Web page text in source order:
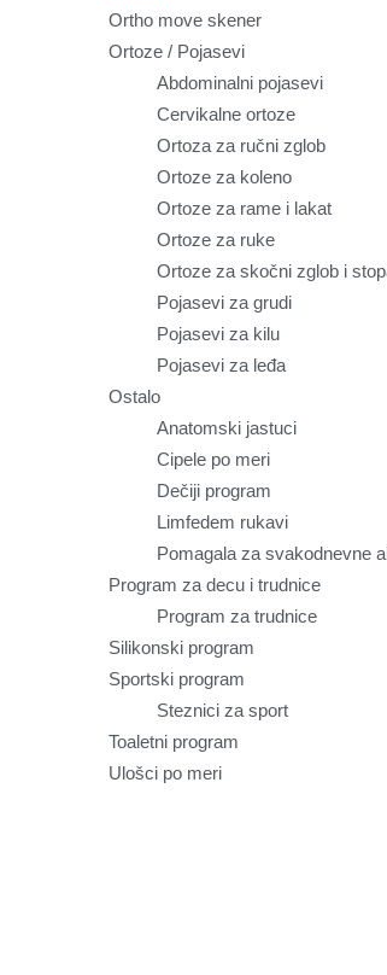
Ortho move skener
Ortoze / Pojasevi
Abdominalni pojasevi
Cervikalne ortoze
Ortoza za ručni zglob
Ortoze za koleno
Ortoze za rame i lakat
Ortoze za ruke
Ortoze za skočni zglob i
Pojasevi za grudi
Pojasevi za kilu
Pojasevi za leđa
Ostalo
Anatomski jastuci
Cipele po meri
Dečiji program
Limfedem rukavi
Pomagala za svakodnevne
Program za decu i trudnice
Program za trudnice
Silikonski program
Sportski program
Steznici za sport
Toaletni program
Ulošci po meri